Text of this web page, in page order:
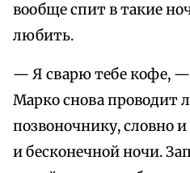
вообще спит в такие
любить.
— Я сварю тебе кофе,
Марко снова проводит
позвоночнику, словно
и бесконечной ночи.